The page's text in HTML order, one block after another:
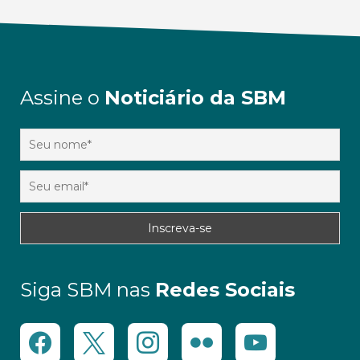
Assine o Noticiário da SBM
Siga SBM nas Redes Sociais